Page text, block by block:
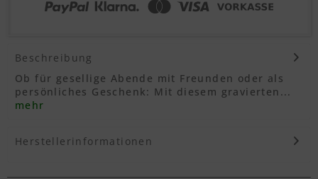
Beschreibung
Ob für gesellige Abende mit Freunden oder als
persönliches Geschenk: Mit diesem gravierten...
mehr
Herstellerinformationen